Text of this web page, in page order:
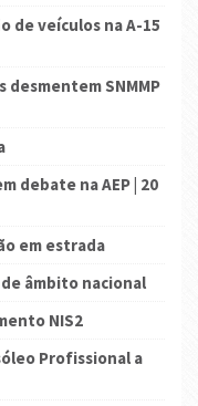
de veículos na A-15
desmentem SNMMP
debate na AEP | 20
em estrada
âmbito nacional
NIS2
Profissional a